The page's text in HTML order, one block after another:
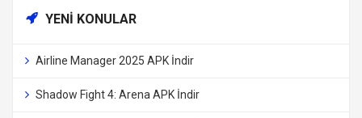
YENI KONULAR
Airline Manager 2025 APK İndir
Shadow Fight 4: Arena APK İndir